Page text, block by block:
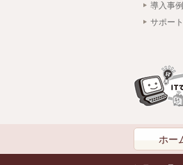
導入事例
サポー
ホー